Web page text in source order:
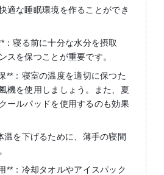
適な睡眠環境を作ることができ
：寝る前に十分な水分を摂取
スを保つことが重要です。
**：寝室の温度を適切に保つた
機を使用しましょう。また、夏
ールパッドを使用するのも効果
温を下げるために、薄手の寝間
**：冷却タオルやアイスパック